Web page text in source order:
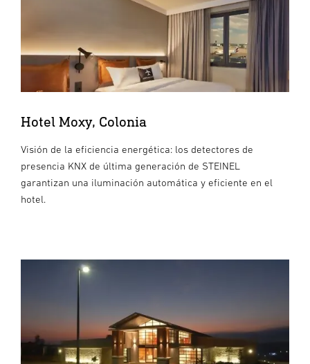
Hotel Moxy, Colonia
Visión de la eficiencia energética: los detectores de
presencia KNX de última generación de STEINEL
garantizan una iluminación automática y eficiente en el
hotel.